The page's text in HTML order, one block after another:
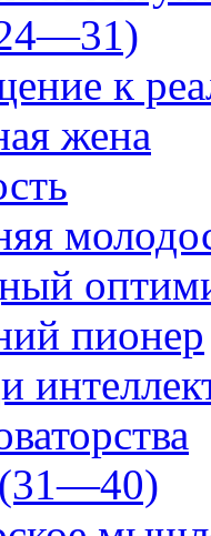
к
жена
пионер